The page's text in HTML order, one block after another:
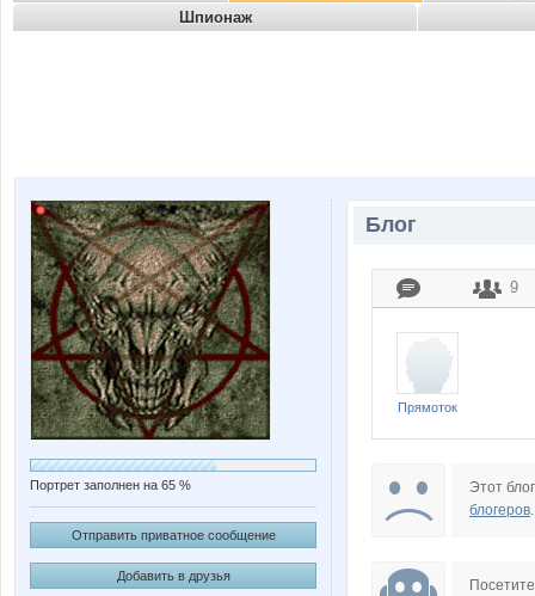
Шпионаж
Портрет заполнен на 65 %
Отправить приватное сообщение
Добавить в друзья
Блог
9
Прямоток
Этот
блогеров.